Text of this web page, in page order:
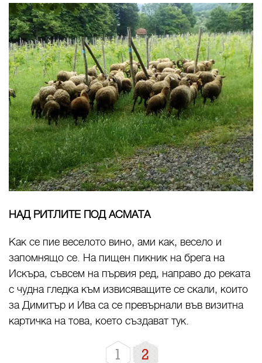
НАД РИТЛИТЕ ПОД АСМАТА
Как се пие веселото вино, ами как, весело и
запомнящо се. На пищен пикник на брега на
Искъра, съвсем на първия ред, направо до реката
с чудна гледка към извисяващите се скали, които
за Димитър и Ива са се превърнали във визитна
картичка на това, което създават тук.
1 2